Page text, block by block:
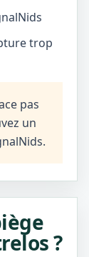
trop
pas
un
?